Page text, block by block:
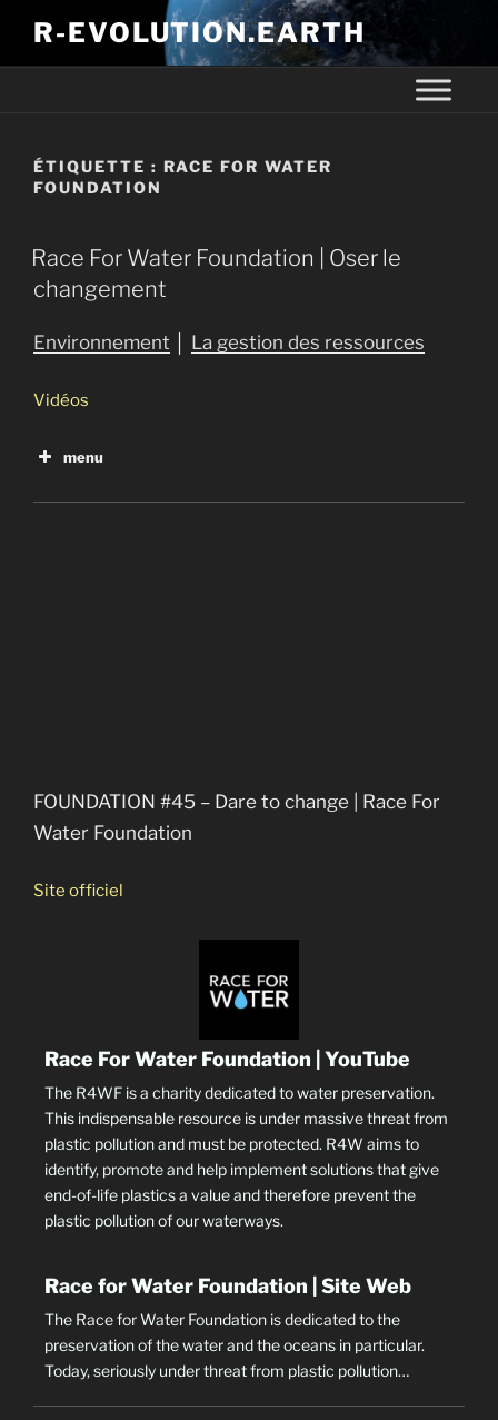
R-EVOLUTION.EARTH
ÉTIQUETTE : RACE FOR WATER
FOUNDATION
Race For Water Foundation | Oser le
changement
Environnement La gestion des ressources
Vidéos
menu
FOUNDATION #45 – Dare to change | Race For
Water Foundation
Site officiel
Race For Water Foundation | YouTube
The R4WF is a charity dedicated to water preservation.
This indispensable resource is under massive threat from
plastic pollution and must be protected. R4W aims to
identify, promote and help implement solutions that give
end-of-life plastics a value and therefore prevent the
plastic pollution of our waterways.
Race for Water Foundation | Site Web
The Race for Water Foundation is dedicated to the
preservation of the water and the oceans in particular.
Today, seriously under threat from plastic pollution…